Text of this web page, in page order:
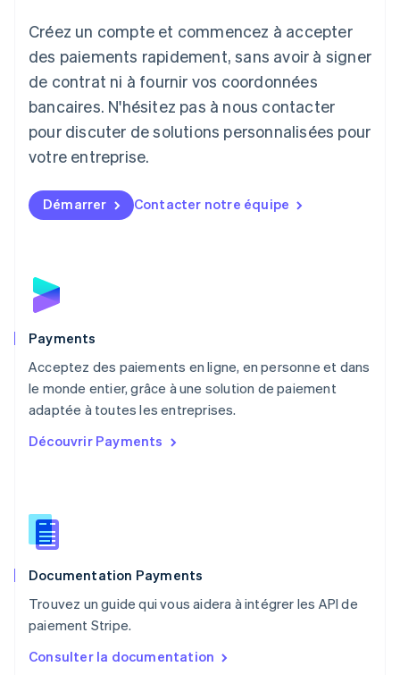
Créez un compte et commencez à accepter
des paiements rapidement, sans avoir à signer
de contrat ni à fournir vos coordonnées
bancaires. N'hésitez pas à nous contacter
pour discuter de solutions personnalisées pour
votre entreprise.
Démarrer Contacter notre équipe
Payments
Acceptez des paiements en ligne, en personne et dans
le monde entier, grâce à une solution de paiement
adaptée à toutes les entreprises.
Découvrir Payments
Documentation Payments
Trouvez un guide qui vous aidera à intégrer les API de
paiement Stripe.
Consulter la documentation
Lettonie
English
Liechtenstein
DeutschEnglish
Lituanie
Luxembourg
FrançaisDeutschEnglish
English简体中文
Malte
Norvège
English
English
NederlandsEnglish
Pologne
English
PortuguêsEnglish
English
Roumanie
Royaume-Uni
Singapour
English 简体中文
English